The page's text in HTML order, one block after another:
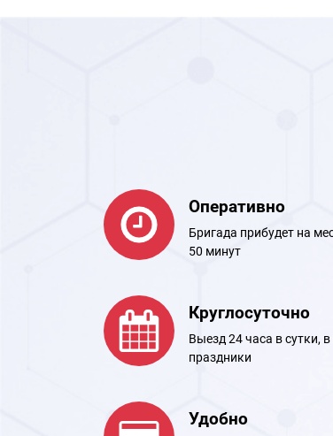
Оперативно
Бригада прибудет на
50 минут
Круглосуточно
Выезд 24 часа в сутки,
праздники
Удобно